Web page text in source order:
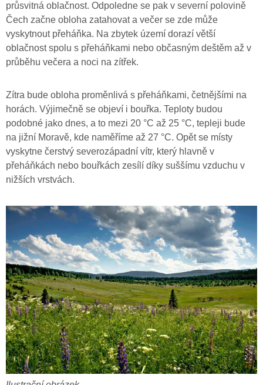
průsvitná oblačnost. Odpoledne se pak v severní polovině
Čech začne obloha zatahovat a večer se zde může
vyskytnout přeháňka. Na zbytek území dorazí větší
oblačnost spolu s přeháňkami nebo občasným deštěm až v
průběhu večera a noci na zítřek.
Zítra bude obloha proměnlivá s přeháňkami, četnějšími na
horách. Výjimečně se objeví i bouřka. Teploty budou
podobné jako dnes, a to mezi 20 °C až 25 °C, tepleji bude
na jižní Moravě, kde naměříme až 27 °C. Opět se místy
vyskytne čerstvý severozápadní vítr, který hlavně v
přeháňkách nebo bouřkách zesílí díky suššímu vzduchu v
nižších vrstvách.